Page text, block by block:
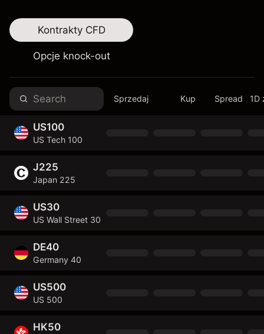
Kontrakty CFD
Opcje knock-out
Sprzedaj Kup Spread 1D
US100
US Tech 100
J225
Japan 225
US30
US Wall Street 30
DE40
Germany 40
US500
US 500
HK50